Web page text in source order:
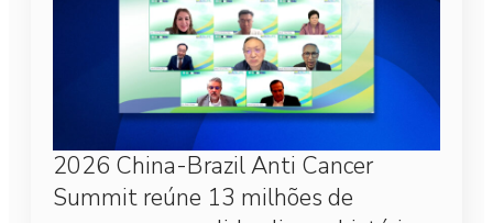
2026 China-Brazil Anti Cancer
Summit reúne 13 milhões de